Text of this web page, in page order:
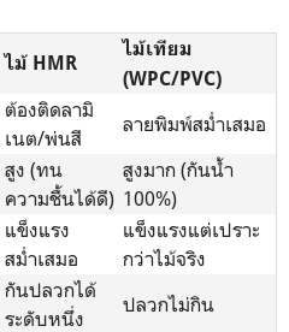
ไม้ HMR
ไม้เทียม
(WPC/PVC)
ต้องติดลามิ
เนต/พ่นสี
ลายพิมพ์สม่ำเสมอ
สูง (ทน
ความชื้นได้ดี)
สูงมาก (กันน้ำ
100%)
แข็งแรง
สม่ำเสมอ
แข็งแรงแต่เปราะ
กว่าไม้จริง
กันปลวกได้
ระดับหนึ่ง
ปลวกไม่กิน